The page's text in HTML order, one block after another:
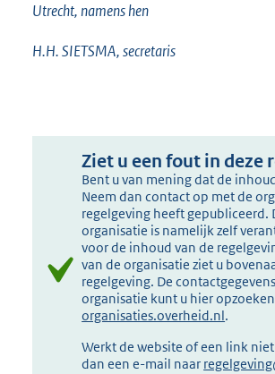
Utrecht, namens hen
H.H. SIETSMA, secretaris
Ziet u een fout in deze
Bent u van mening dat de
Neem dan contact op met de
regelgeving heeft gepubliceerd.
organisatie is namelijk zelf
voor de inhoud van de
van de organisatie ziet u
regelgeving. De
organisatie kunt u hier
organisaties.overheid.nl.
Werkt de website of een link
dan een e-mail naar